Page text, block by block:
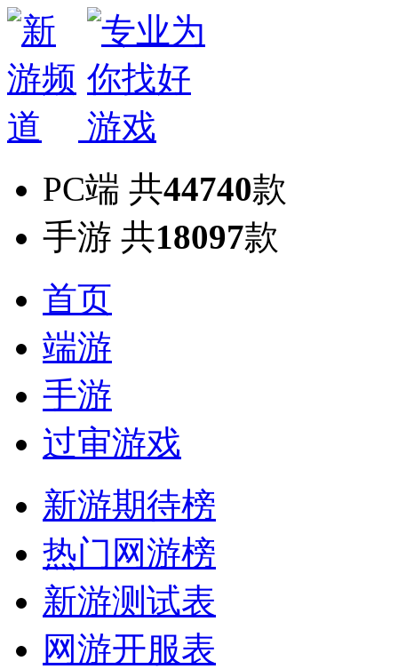
PC端 共44740款
手游 共18097款
首页
端游
手游
过审游戏
新游期待榜
热门网游榜
新游测试表
网游开服表